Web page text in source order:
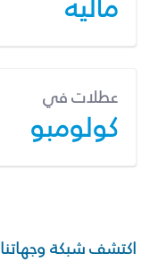
عطلات في
كولومبو
اكتشف شبكة وجهاتنا